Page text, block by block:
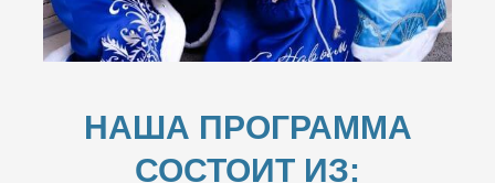
НАША ПРОГРАММА
СОСТОИТ ИЗ: